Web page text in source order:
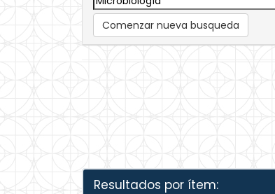
Comenzar nueva busqueda
Resultados por ítem: